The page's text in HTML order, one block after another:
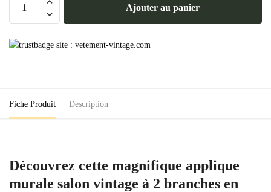
Murale
Branches
Ajouter au panier
Fiche Produit Description
Découvrez cette magnifique applique
murale salon vintage à 2 branches en